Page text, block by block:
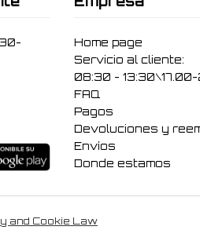
Home page
Servicio al cliente:
08:30 -
FAQ
Pagos
Devoluciones y
Envíos
Donde estamos
and Cookie Law